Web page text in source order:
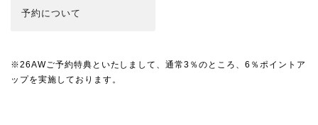
予約 について
※26AWご予約特典といたしまして、通常3％のところ、6％ポイントア
ップを実施しております。